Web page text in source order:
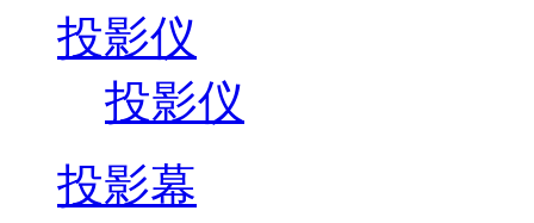
投影仪
投影仪
投影幕